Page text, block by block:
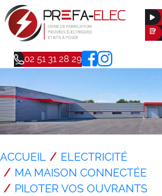
02 51 31 28 29
ACCUEIL
ELECTRICITÉ
MA MAISON CONNECTÉE
PILOTER VOS OUVRANTS